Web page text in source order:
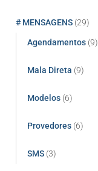
# MENSAGENS (29)
Agendamentos (9)
Mala Direta (9)
Modelos (6)
Provedores (6)
SMS (3)